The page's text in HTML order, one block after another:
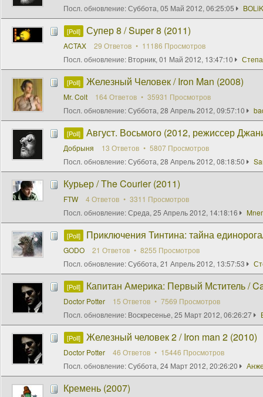
Посл. обновление:Суббота, 05 Май 2012, 06:25:05
[Poll] Супер 8 / Super 8 (2011)
ACTAX 29 Ответов
11186 Просмотров
Посл. обновление: Вторник, 01 Май 2012, 13:47:10
[Poll] Железный Человек / Iron Man (2008)
Mr. Colt 164 Ответов
35931 Просмотров
Посл. обновление:Суббота, 28 Апрель 2012, 09:57:10
[Poll] Август. Восьмого (2012, режиссер
Добрыня 13 Ответов
5807 Просмотров
Посл. обновление:Суббота, 28 Апрель 2012, 08:18:50
Курьер / The Courier (2011)
FTW 4 Ответов
3311 Просмотров
Посл. обновление:Среда, 25 Апрель 2012, 14:18:16
[Poll] Приключения Тинтина: тайна
GODO 21 Ответов
8255 Просмотров
Посл. обновление:Суббота, 21 Апрель 2012, 13:57:53
[Poll] Капитан Америка: Первый Мститель /
Doctor Potter 15 Ответов
7569 Просмотров
Посл. обновление: Воскресенье, 25 Март 2012, 06:26:27
[Poll] Железный человек 2 / Iron man 2 (2010)
Doctor Potter 46 Ответов
15446 Просмотров
Посл. обновление:Суббота, 24 Март 2012, 20:26:20
Кремень (2007)